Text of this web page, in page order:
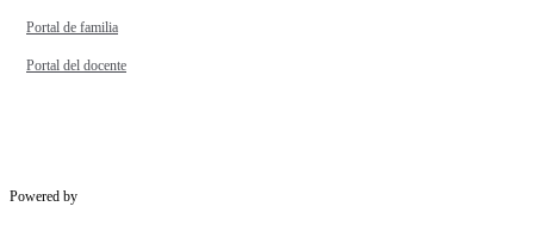
Portal de familia
Portal del docente
Powered by